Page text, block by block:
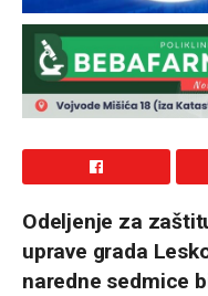
Odeljenje za
uprave grada
naredne sedmice